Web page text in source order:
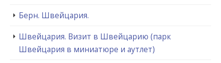
Берн. Швейцария.
Швейцария. Визит в Швейцарию (парк
Швейцария в миниатюре и аутлет)